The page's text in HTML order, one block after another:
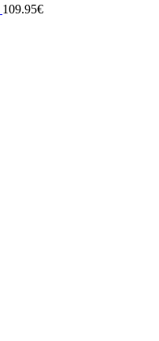
109.95€